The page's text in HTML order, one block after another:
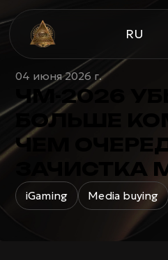
RU
04 июня 2026 г.
ЧМ-2026
БОЛЬШЕ
ЧЕМ
ЗАЧИСТКА
iGaming Media buying